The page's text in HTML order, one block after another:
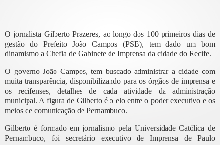
O jornalista Gilberto Prazeres, ao longo dos 100 primeiros dias de
gestão do Prefeito João Campos (PSB), tem dado um bom
dinamismo a Chefia de Gabinete de Imprensa da cidade do Recife.
O governo João Campos, tem buscado administrar a cidade com
muita transparência, disponibilizando para os órgãos de imprensa e
os recifenses, detalhes de cada atividade da administração
municipal. A figura de Gilberto é o elo entre o poder executivo e os
meios de comunicação de Pernambuco.
Gilberto é formado em jornalismo pela Universidade Católica de
Pernambuco, foi secretário executivo de Imprensa de Paulo